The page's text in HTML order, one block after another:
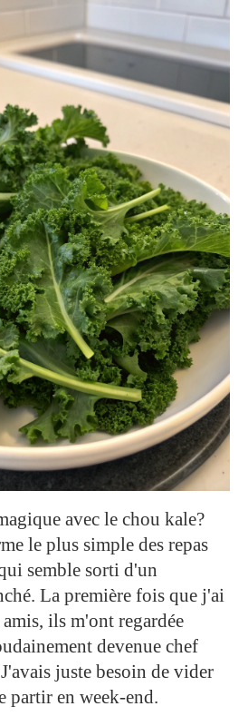
avec le chou kale?
le plus simple des repas
semble sorti d'un
La première fois que j'ai
ils m'ont regardée
devenue chef
juste besoin de vider
partir en week-end.